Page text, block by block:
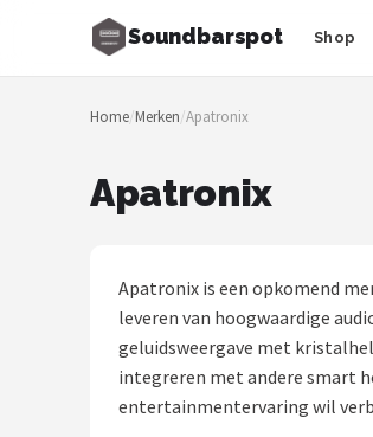
Soundbarspot Shop
Zoeken
NAVIGATIE
Muziekstijlen
Home/Merken/Apatronix
Apatronix
Apatronix is een opkomend
leveren van hoogwaardige
geluidsweergave met
integreren met andere smart
entertainmentervaring wil